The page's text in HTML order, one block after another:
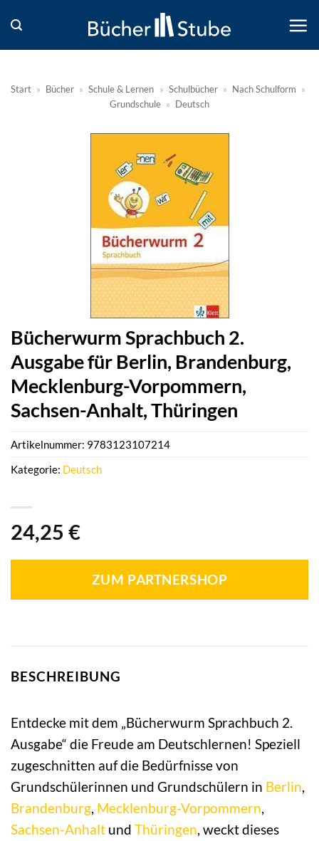
Inhalt
springen
Start » Bücher » Schule & Lernen » Schulbücher » Nach Schulform »
Grundschule » Deutsch
Bücherwurm Sprachbuch 2.
Ausgabe für Berlin, Brandenburg,
Mecklenburg-Vorpommern,
Sachsen-Anhalt, Thüringen
24,25 €
ZUM PARTNERSHOP
Artikelnummer: 9783123107214
Kategorie: Deutsch
BESCHREIBUNG
Entdecke mit dem „Bücherwurm Sprachbuch 2.
Ausgabe“ die Freude am Deutschlernen! Speziell
zugeschnitten auf die Bedürfnisse von
Grundschülerinnen und Grundschülern in Berlin
Brandenburg Mecklenburg-Vorpommern
Sachsen-Anhalt und Thüringen , weckt dieses